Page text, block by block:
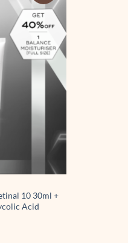
10 30ml +
Acid